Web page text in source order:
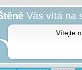
Vás vítá na
Vítejte